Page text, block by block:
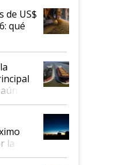
de US$
qué
así
de cada
la